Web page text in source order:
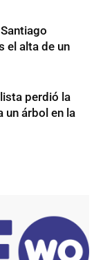
el alta de un
perdió la
un árbol en la